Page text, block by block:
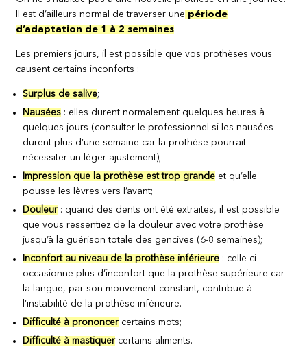
Il est d’ailleurs normal de traverser une période
d’adaptation de 1 à 2 semaines.
Les premiers jours, il est possible que vos prothèses vous
causent certains inconforts :
Surplus de salive;
Nausées : elles durent normalement quelques heures à
quelques jours (consulter le professionnel si les nausées
durent plus d’une semaine car la prothèse pourrait
nécessiter un léger ajustement);
Impression que la prothèse est trop grande et qu’elle
pousse les lèvres vers l’avant;
Douleur: quand des dents ont été extraites, il est possible
que vous ressentiez de la douleur avec votre prothèse
jusqu’à la guérison totale des gencives (6-8 semaines);
Inconfort au niveau de la prothèse inférieure : celle-ci
occasionne plus d’inconfort que la prothèse supérieure car
la langue, par son mouvement constant, contribue à
l’instabilité de la prothèse inférieure.
Difficulté à prononcercertains mots;
Difficulté à mastiquercertains aliments.